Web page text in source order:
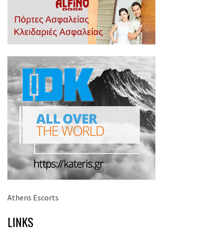
Athens Escorts
LINKS